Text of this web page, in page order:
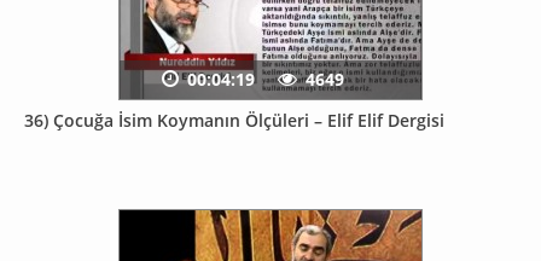
36) Çocuğa İsim Koymanın Ölçüleri – Elif Elif Dergisi
00:04:19 4649